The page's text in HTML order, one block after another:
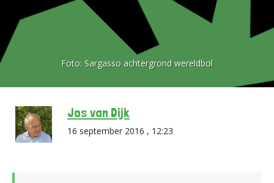
Foto: Sargasso achtergrond wereldbol
Jos van Dijk
16 september 2016 , 12:23